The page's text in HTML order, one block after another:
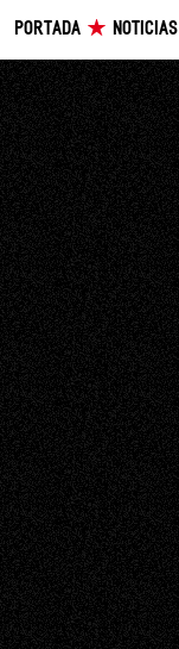
PORTADA NOTICIAS